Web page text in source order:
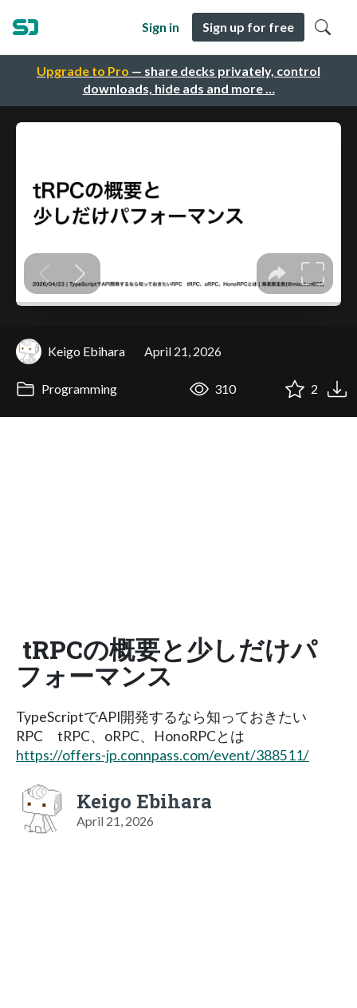
Upgrade to Pro — share decks privately, control
downloads, hide ads and more …
Sign in Sign up for free
Keigo Ebihara April 21, 2026
Programming 310 2
tRPCの概要と少しだけパ
フォーマンス
TypeScriptでAPI開発するなら知っておきたい
RPC tRPC、oRPC、HonoRPCとは
https://offers-jp.connpass.com/event/388511/
Keigo Ebihara
April 21, 2026